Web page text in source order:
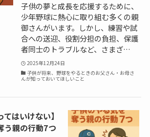
子供の夢と成長を応援するために、
少年野球に熱心に取り組む多くの親
御さんがいます。しかし、練習や試
合への送迎、役割分担の負担、保護
者同士のトラブルなど、さまざ…
2025年12月24日
子供が将来、野球をやるときのお父さん・お母さ
んが知っておいてほしいこと
てはいけない】
う親の行動7つ